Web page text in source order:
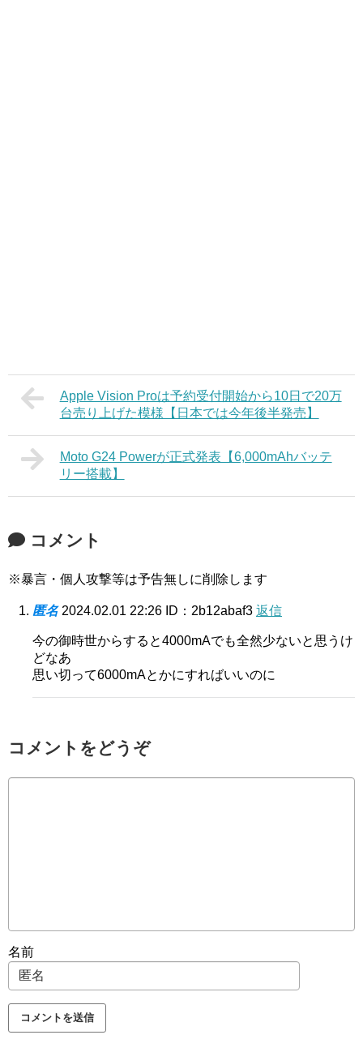
Apple Vision Proは予約受付開始から10日で20万
台売り上げた模様【日本では今年後半発売】
Moto G24 Powerが正式発表【6,000mAhバッテ
リー搭載】
コメント
※暴言・個人攻撃等は予告無しに削除します
匿名 2024.02.01 22:26 ID：2b12abaf3 返信
今の御時世からすると4000mAでも全然少ないと思うけ
どなあ
思い切って6000mAとかにすればいいのに
コメントをどうぞ
名前